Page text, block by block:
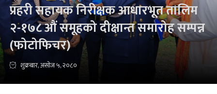
प्रहरी सहायक निरीक्षक आधारभूत तालिम
२-१७८ औं समूहको दीक्षान्त समारोह सम्पन्न
(फोटोफिचर)
शुक्रबार, असोज ५, २०८०